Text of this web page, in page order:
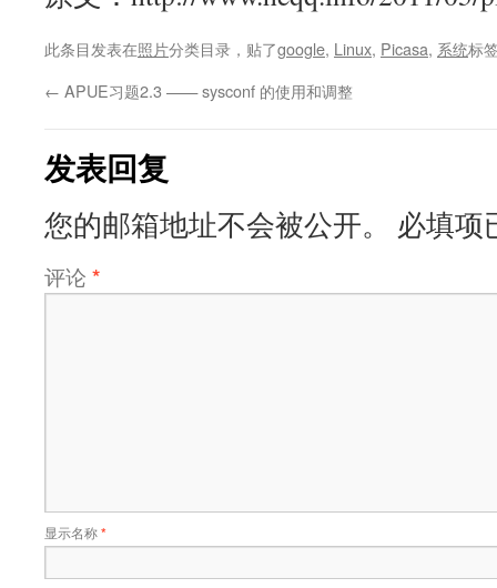
此条目发表在照片分类目录，贴了google, Linux, Picasa, 系统标
← APUE习题2.3 —— sysconf 的使用和调整
发表回复
您的邮箱地址不会被公开。 必填项
评论 *
显示名称*